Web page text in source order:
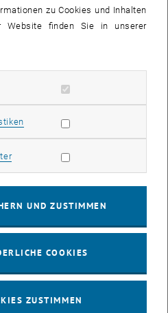
Subseiten von
setzt der
auf die enge Verknüpfung
Informationen über
zu Cookies und Inhalten
Website finden Sie in unserer
Cookies zulassen
Statistik Cookies zulassen
Marketing Cookies zulassen
UND ZUSTIMMEN
COOKIES
ZUSTIMMEN